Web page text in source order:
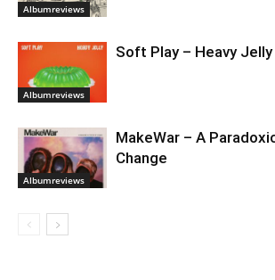
Albumreviews
Albumreviews
Soft Play – Heavy Jelly
Albumreviews
MakeWar – A
Change